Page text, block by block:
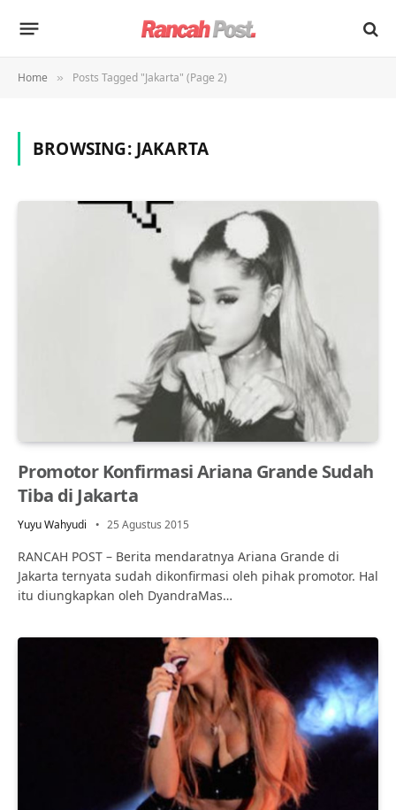
Home » Posts Tagged "Jakarta" (Page 2)
BROWSING: JAKARTA
Promotor Konfirmasi Ariana Grande Sudah
Tiba di Jakarta
Yuyu Wahyudi 25 Agustus 2015
RANCAH POST – Berita mendaratnya Ariana Grande di
Jakarta ternyata sudah dikonfirmasi oleh pihak promotor. Hal
itu diungkapkan oleh DyandraMas…